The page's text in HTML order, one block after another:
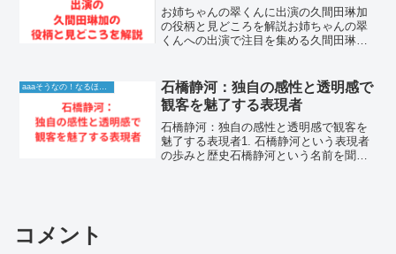
お姉ちゃんの翠くんに出演の久間田琳加
の役柄と見どころを解説お姉ちゃんの翠
くんへの出演で注目を集める久間田琳加
おける久間田琳加の役どころは物語の鍵
を握る重要なキャラクター...
aaaそうなの！なるほど！情報
石橋静河：独自の感性と透明感で
観客を魅了する表現者
石橋静河：独自の感性と透明感で観客を
魅了する表現者1. 石橋静河という表現者
の歩みと歴史石橋静河という名前を聞い
コメント